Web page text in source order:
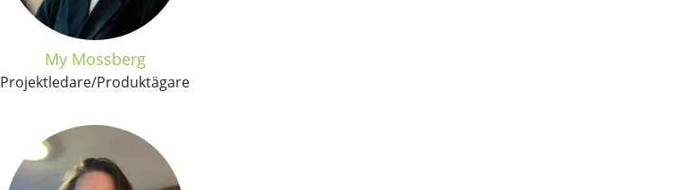
My Mossberg
Projektledare/Produktägare